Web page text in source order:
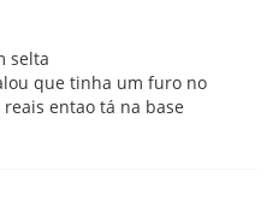
selta
que tinha um furo no
entao tá na base